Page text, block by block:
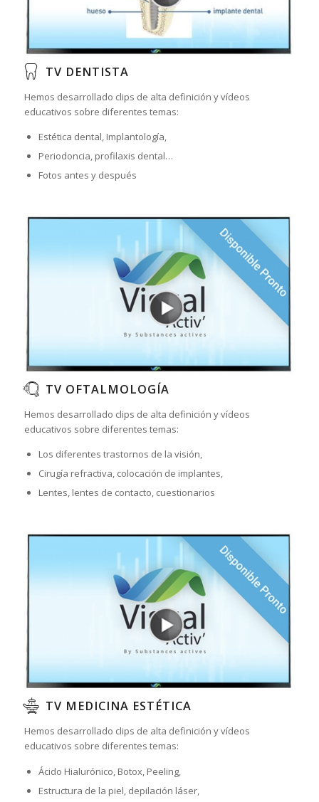
TV DENTISTA
Hemos desarrollado clips de alta definición y vídeos
educativos sobre diferentes temas:
Estética dental, Implantología,
Periodoncia, profilaxis dental…
Fotos antes y después
TV OFTALMOLOGÍA
Hemos desarrollado clips de alta definición y vídeos
educativos sobre diferentes temas:
Los diferentes trastornos de la visión,
Cirugía refractiva, colocación de implantes,
Lentes, lentes de contacto, cuestionarios
TV MEDICINA ESTÉTICA
Hemos desarrollado clips de alta definición y vídeos
educativos sobre diferentes temas:
Ácido Hialurónico, Botox, Peeling,
Estructura de la piel, depilación láser,